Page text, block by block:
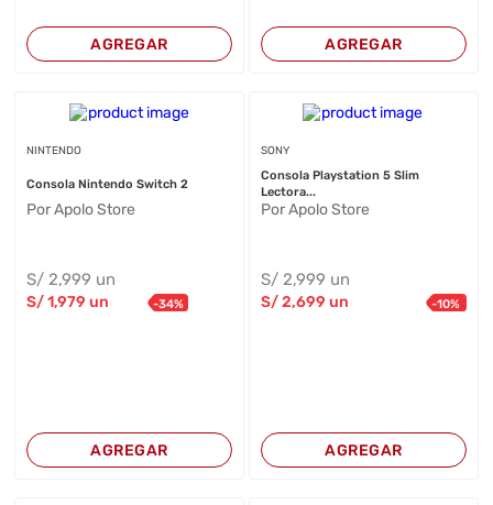
AGREGAR AGREGAR
NINTENDO
Consola Nintendo Switch 2
Por Apolo Store
S/2,999 un
S/1,979 un -34%
AGREGAR
SONY
Consola Playstation 5 Slim
Lectora...
Por Apolo Store
S/ 2,999 un
S/2,699 un -10%
AGREGAR